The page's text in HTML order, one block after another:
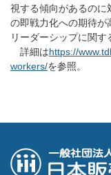
視する傾向があるのに
の即戦力化への期待が
リーダーシップに関す
詳細はhttps://
workers/を参照。